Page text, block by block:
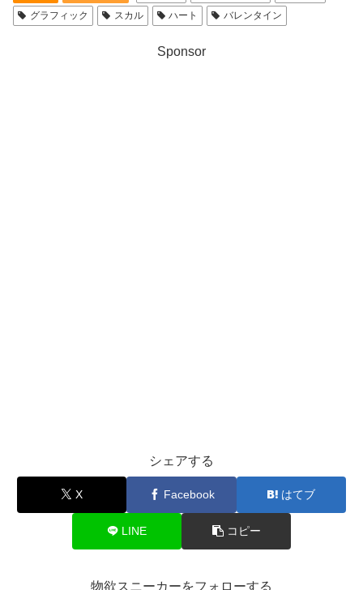
グラフィック
スカル ハート バレンタイン
Sponsor
シェアする
X Facebook はてブ
LINE コピー
物欲スニーカーをフォローする